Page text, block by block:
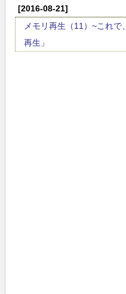
[2016-08-21]
メモリ再生（11）~これで
再生」